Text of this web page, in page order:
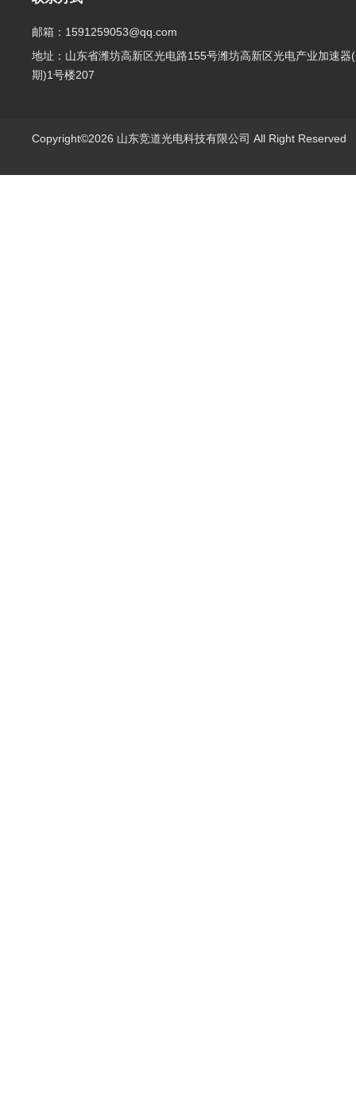
邮箱：1591259053@qq.com
地址：山东省潍坊高新区光电路155号潍坊高新区光电产业加速器
期)1号楼207
Copyright©2026 山东竞道光电科技有限公司 All Right